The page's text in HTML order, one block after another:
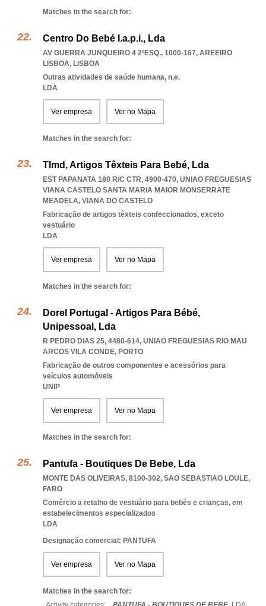
Matches in the search for:
Centro Do Bebé I.a.p.i., Lda
AV GUERRA JUNQUEIRO 4 2ºESQ., 1000-167, AREEIRO
LISBOA, LISBOA
Outras atividades de saúde humana, n.e.
LDA
Ver empresa Ver no Mapa
Matches in the search for:
Tlmd, Artigos Têxteis Para Bebé, Lda
EST PAPANATA 180 R/C CTR, 4900-470, UNIAO FREGUESIAS
VIANA CASTELO SANTA MARIA MAIOR MONSERRATE
MEADELA, VIANA DO CASTELO
Fabricação de artigos têxteis confeccionados, exceto
vestuário
LDA
Ver empresa Ver no Mapa
Matches in the search for:
Dorel Portugal - Artigos Para Bébé,
Unipessoal, Lda
R PEDRO DIAS 25, 4480-614, UNIAO FREGUESIAS RIO MAU
ARCOS VILA CONDE, PORTO
Fabricação de outros componentes e acessórios para
veículos automóveis
UNIP
Ver empresa Ver no Mapa
Matches in the search for:
Pantufa - Boutiques De Bebe, Lda
MONTE DAS OLIVEIRAS, 8100-302, SAO SEBASTIAO LOULE,
FARO
Comércio a retalho de vestuário para bebés e crianças, em
estabelecimentos especializados
LDA
Designação comercial: PANTUFA
Ver empresa Ver no Mapa
Matches in the search for: